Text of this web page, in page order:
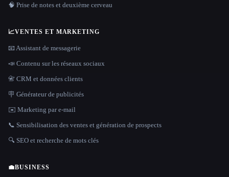
🧠 Prise de notes et deuxième cerveau
📈VENTES ET MARKETING
📧 Assistant de messagerie
📣 Contenu sur les réseaux sociaux
📇 CRM et données clients
🪧 Générateur de publicités
✉️ Marketing par e-mail
📞 Sensibilisation des ventes et génération de prospects
🔍 SEO et recherche de mots clés
💼BUSINESS